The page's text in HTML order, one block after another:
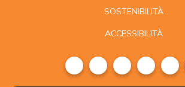
SOSTENIBILITÀ
ACCESSIBILITÀ